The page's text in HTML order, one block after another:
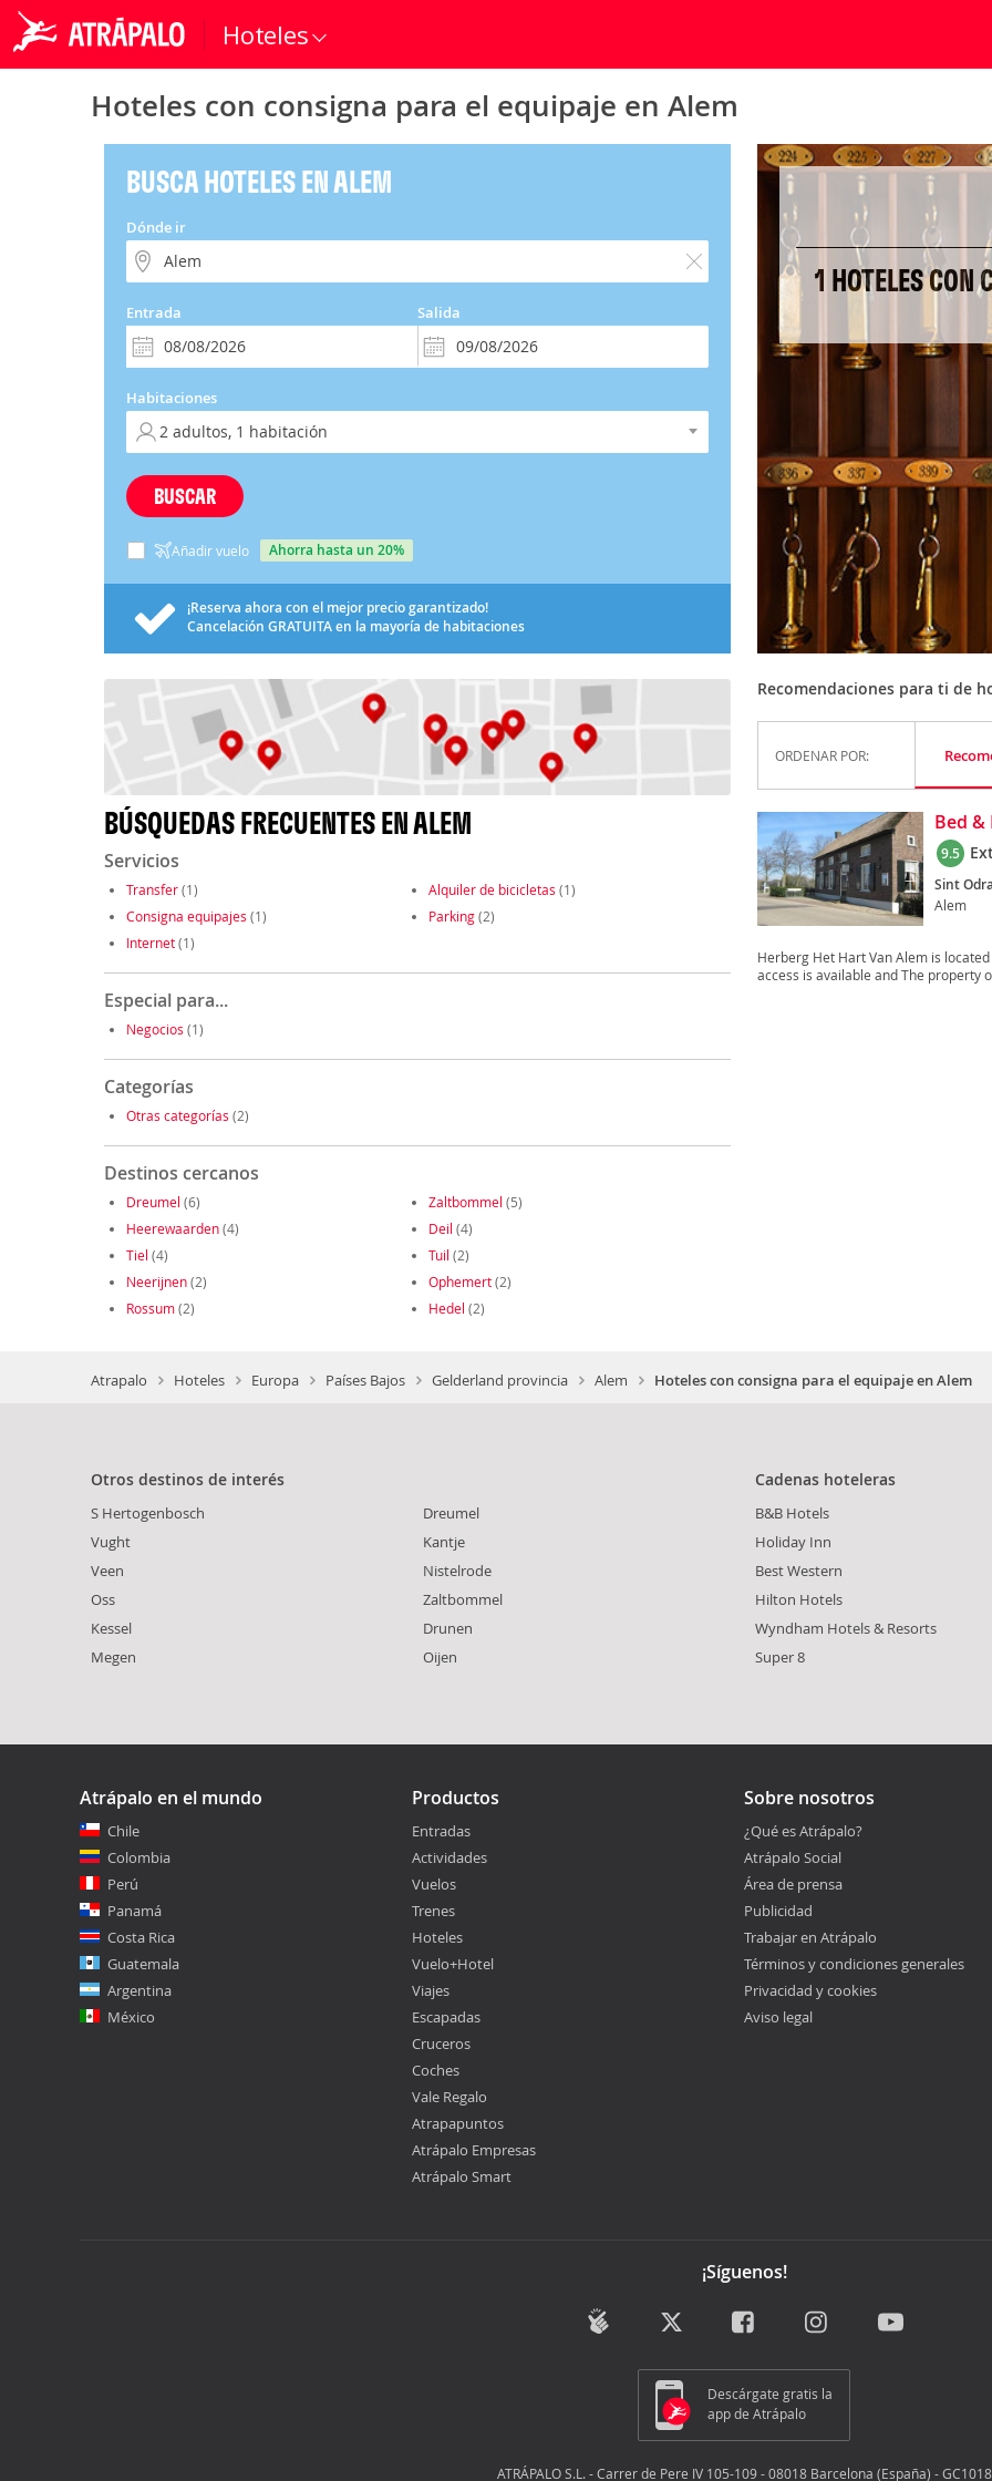
Hoteles
Hoteles con consigna para el equipaje en Alem
BUSCA HOTELES EN ALEM
Dónde ir
Entrada Salida
Habitaciones
BUSCAR
Añadir vuelo ahorra hasta un 20%
¡Reserva ahora con el mejor precio garantizado!
Cancelación GRATUITAen la mayoría de habitaciones
BÚSQUEDAS FRECUENTES EN ALEM
Servicios
Transfer(1) Alquiler de bicicletas (1)
Consigna equipajes (1) Parking(2)
Internet(1)
Especial para...
Negocios (1)
Categorías
Otras categorías (2)
Destinos cercanos
Dreumel (6) Zaltbommel (5)
Heerewaarden(4) Deil (4)
Tiel (4) Tuil (2)
Neerijnen(2) Ophemert(2)
Rossum(2) Hedel (2)
1 HOTELES CON
Recomendaciones para ti de
ORDENAR POR:
Bed &
9.5
Sint
Alem
Herberg Het Hart Van Alem is
access is available and The property
Atrapalo Hoteles Europa Países Bajos Gelderland provincia Alem Hoteles con consigna para el equipaje en Alem
Otros destinos de interés
S Hertogenbosch
Vught
Veen
Oss
Kessel
Megen
Dreumel
Kantje
Nistelrode
Zaltbommel
Drunen
Oijen
Cadenas hoteleras
B&B Hotels
Holiday Inn
Best Western
Hilton Hotels
Wyndham Hotels & Resorts
Super 8
Atrápalo en el mundo
Chile
Colombia
Perú
Panamá
Costa Rica
Guatemala
Argentina
México
Productos
Entradas
Actividades
Vuelos
Trenes
Hoteles
Vuelo+Hotel
Viajes
Escapadas
Cruceros
Coches
Vale Regalo
Atrapapuntos
Atrápalo Empresas
Atrápalo Smart
Sobre nosotros
¿Qué es Atrápalo?
Atrápalo Social
Área de prensa
Publicidad
Trabajar en Atrápalo
Términos y condiciones generales
Privacidad y cookies
Aviso legal
¡Síguenos!
Descárgate gratis la
app de Atrápalo
ATRÁPALO S.L. - Carrer de Pere IV 105-109 - 08018 Barcelona (España) - GC1018